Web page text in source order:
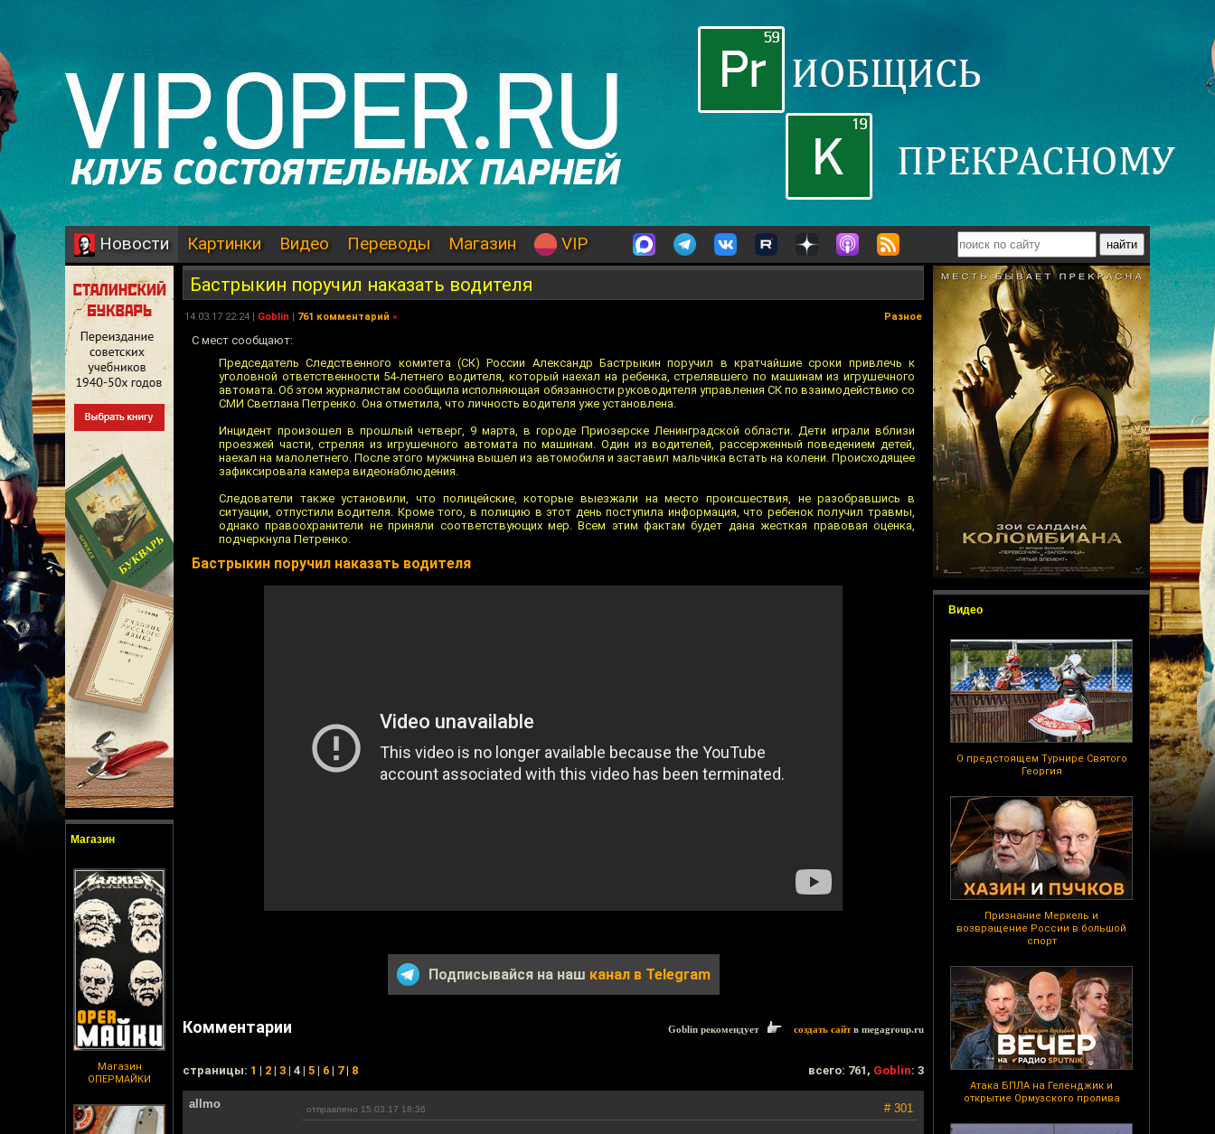
Новости Картинки Видео Переводы Магазин VIP
Магазин
Магазин
ОПЕРМАЙКИ
Видео
О предстоящем Турнире Святого
Георгия
Признание Меркель и
возвращение России в большой
спорт
Атака БПЛА на Геленджик и
открытие Ормузского пролива
Бастрыкин поручил наказать водителя
14.03.17 22:24 | Goblin | 761 комментарий » Разное
С мест сообщают:
Председатель Следственного комитета (СК) России Александр Бастрыкин поручил в кратчайшие сроки привлечь к
уголовной ответственности 54-летнего водителя, который наехал на ребенка, стрелявшего по машинам из игрушечного
автомата. Об этом журналистам сообщила исполняющая обязанности руководителя управления СК по взаимодействию со
СМИ Светлана Петренко. Она отметила, что личность водителя уже установлена.
Инцидент произошел в прошлый четверг, 9 марта, в городе Приозерске Ленинградской области. Дети играли вблизи
проезжей части, стреляя из игрушечного автомата по машинам. Один из водителей, рассерженный поведением детей,
наехал на малолетнего. После этого мужчина вышел из автомобиля и заставил мальчика встать на колени. Происходящее
зафиксировала камера видеонаблюдения.
Следователи также установили, что полицейские, которые выезжали на место происшествия, не разобравшись в
ситуации, отпустили водителя. Кроме того, в полицию в этот день поступила информация, что ребенок получил травмы,
однако правоохранители не приняли соответствующих мер. Всем этим фактам будет дана жесткая правовая оценка,
подчеркнула Петренко.
Бастрыкин поручил наказать водителя
Подписывайся на наш канал в Telegram
Комментарии Goblin рекомендует создать сайтв megagroup.ru
cтраницы: 1 | 2 | 3 | 4 | 5 | 6 | 7| 8 всего: 761, Goblin: 3
allmo отправлено 15.03.17 18:36 # 301